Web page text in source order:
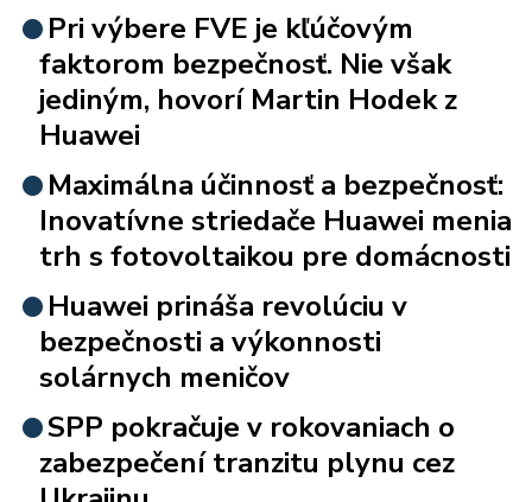
Pri výbere FVE je kľúčovým
faktorom bezpečnosť. Nie však
jediným, hovorí Martin Hodek z
Huawei
Maximálna účinnosť a bezpečnosť:
Inovatívne striedače Huawei menia
trh s fotovoltaikou pre domácnosti
Huawei prináša revolúciu v
bezpečnosti a výkonnosti
solárnych meničov
SPP pokračuje v rokovaniach o
zabezpečení tranzitu plynu cez